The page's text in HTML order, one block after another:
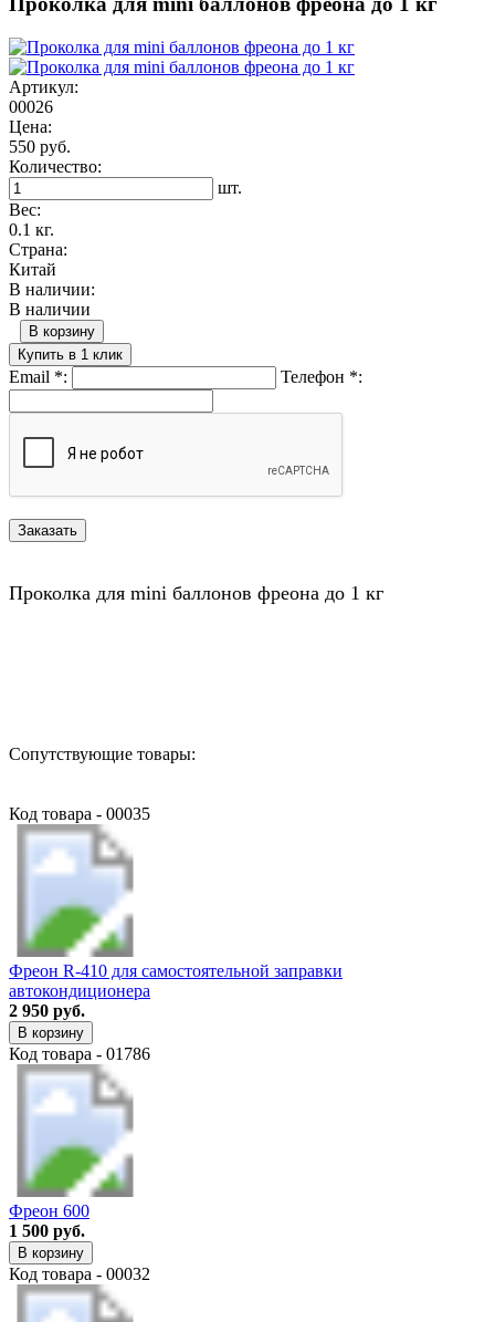
Артикул:
00026
Цена:
550 руб.
Количество:
шт.
Вес:
0.1 кг.
Страна:
Китай
В наличии:
В наличии
В корзину
Купить в 1 клик
Email *: Телефон *:
Проколка для mini баллонов фреона до 1 кг
Сопутствующие товары:
Код товара - 00035
Фреон R-410 для самостоятельной заправки
автокондиционера
2 950 руб.
В корзину
Код товара - 01786
Фреон 600
1 500 руб.
В корзину
Код товара - 00032